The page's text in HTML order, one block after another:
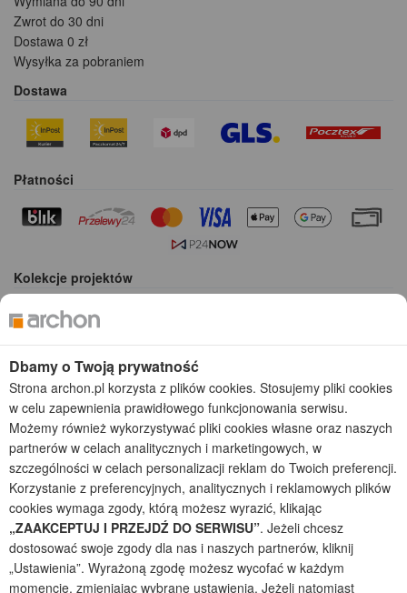
Zwrot do 30 dni
Dostawa 0 zł
Wysyłka za pobraniem
Dostawa
Płatności
Kolekcje projektów
Gotowe projekty domów
Projekty domów tanich w budowie
Projekty małych domów (do 150 m2)
Projekty domów wielorodzinnych
Projekty domów bliźniaczych
Projekty domów nowoczesnych
Projekty domów parterowych
2026 © ARCHON+ Biuro Projektów - Tradycyjne i nowoczesne gotowe
projekty domów - autorska pracownia architektoniczna założona w 1990r.
przez arch. Barbarę Mendel
Z uwagi na ciągłe doskonalenie procesu powstawania projektów (zgodnie z
normą ISO 9001), prezentowane na stronie projekty domów mogą
nieznacznie różnić się od dokumentacji technicznej.
Dbamy o Twoją prywatność
Strona archon.pl korzysta z plików cookies. Stosujemy pliki cookies
w celu zapewnienia prawidłowego funkcjonowania serwisu.
Możemy również wykorzystywać pliki cookies własne oraz naszych
partnerów w celach analitycznych i marketingowych, w
szczególności w celach personalizacji reklam do Twoich preferencji.
Korzystanie z preferencyjnych, analitycznych i reklamowych plików
cookies wymaga zgody, którą możesz wyrazić, klikając
„ZAAKCEPTUJ I PRZEJDŹ DO SERWISU”. Jeżeli chcesz
dostosować swoje zgody dla nas i naszych partnerów, kliknij
„Ustawienia”. Wyrażoną zgodę możesz wycofać w każdym
momencie, zmieniając wybrane ustawienia. Jeżeli natomiast